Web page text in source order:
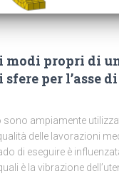
modi propri di
per l’asse
sono ampiamente
delle lavorazioni
di eseguire è
è la vibrazione